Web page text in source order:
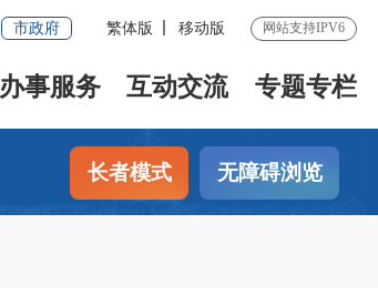
市政府 繁体版 移动版 网站支持IPV6
办事服务 互动交流 专题专栏
长者模式 无障碍浏览